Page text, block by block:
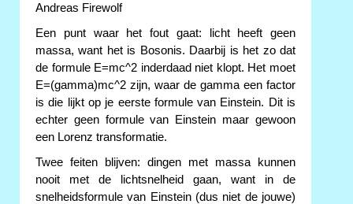
Andreas Firewolf
Een punt waar het fout gaat: licht heeft geen
massa, want het is Bosonis. Daarbij is het zo dat
de formule E=mc^2 inderdaad niet klopt. Het moet
E=(gamma)mc^2 zijn, waar de gamma een factor
is die lijkt op je eerste formule van Einstein. Dit is
echter geen formule van Einstein maar gewoon
een Lorenz transformatie.
Twee feiten blijven: dingen met massa kunnen
nooit met de lichtsnelheid gaan, want in de
snelheidsformule van Einstein (dus niet de jouwe)